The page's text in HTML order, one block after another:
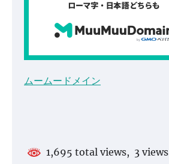
ムームードメイン
1,695 total views, 3